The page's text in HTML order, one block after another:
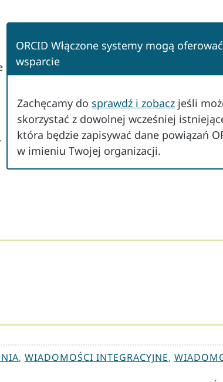
ORCID Włączone systemy mogą
wsparcie
Zachęcamy do sprawdź i zobacz jeśli
skorzystać z dowolnej wcześniej
która będzie zapisywać dane powiązań
w imieniu Twojej organizacji.
, WIADOMOŚCI INTEGRACYJNE,